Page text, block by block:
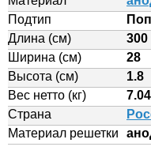
Подтип
Длина (см)
300
Ширина (см)
28
Высота (см)
1.8
Вес нетто (кг)
Страна
Материал решетки